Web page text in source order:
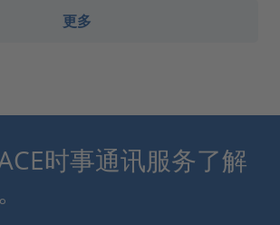
更多
时事通讯服务了解